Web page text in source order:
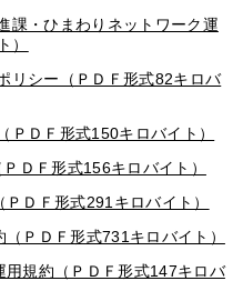
課・ひまわりネットワーク運
）
リシー（ＰＤＦ形式82キロバ
ＰＤＦ形式150キロバイト）
ＤＦ形式156キロバイト）
ＤＦ形式291キロバイト）
ＰＤＦ形式731キロバイト）
用規約（ＰＤＦ形式147キロバ